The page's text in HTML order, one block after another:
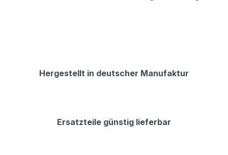
Hergestellt in deutscher Manufaktur
Ersatzteile günstig lieferbar